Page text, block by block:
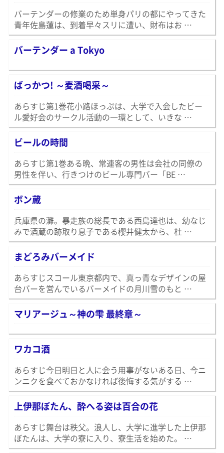
バーテンダーの修業のため単身パリの都にやってきた
青年佐島蓮は、到着早々スリに遭い、財布はお …
バーテンダー a Tokyo
ばっかつ! ～麦酒喝采～
あらすじ第1巻花小路ほっぷは、大学で入会したビー
ル愛好会のサークル活動の一環として、いきな …
ビールの時間
あらすじ第1巻ある晩、常連客の男性は会社の同僚の
男性を伴い、行きつけのビール専門バー「BE …
ボン蔵
兵庫県の灘。暴走族の総長である西島達也は、幼なじ
みで酒蔵の跡取り息子である櫻井健太から、杜 …
まどろみバーメイド
あらすじスコール東京都内で、真っ青なデザインの屋
台バーを営んでいるバーメイドの月川雪のもと …
マリアージュ～神の雫 最終章～
ワカコ酒
あらすじ今日明日と人に会う用事がないある日、今ニ
ンニクを食べておかなければ後悔する気がする …
上伊那ぼたん、酔へる姿は百合の花
あらすじ舞台は秩父。浪人し、大学に進学した上伊那
ぼたんは、大学の寮に入り、寮生活を始めた。 …